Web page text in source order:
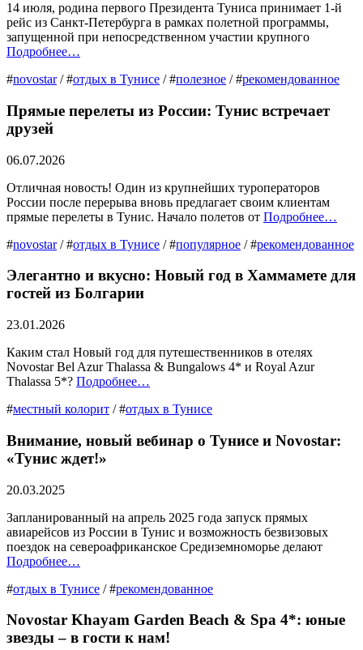
14 июля, родина первого Президента Туниса принимает 1-й
рейс из Санкт-Петербурга в рамках полетной программы,
запущенной при непосредственном участии крупного
Подробнее…
#novostar/ #отдых в Тунисе / #полезное / #рекомендованное
Прямые перелеты из России: Тунис встречает
друзей
06.07.2026
Отличная новость! Один из крупнейших туроператоров
России после перерыва вновь предлагает своим клиентам
прямые перелеты в Тунис. Начало полетов от Подробнее…
#novostar/ #отдых в Тунисе / #популярное / #рекомендованное
Элегантно и вкусно: Новый год в Хаммамете для
гостей из Болгарии
23.01.2026
Каким стал Новый год для путешественников в отелях
Novostar Bel Azur Thalassa & Bungalows 4* и Royal Azur
Thalassa 5*? Подробнее…
#местный колорит / #отдых в Тунисе
Внимание, новый вебинар о Тунисе и Novostar:
«Тунис ждет!»
20.03.2025
Запланированный на апрель 2025 года запуск прямых
авиарейсов из России в Тунис и возможность безвизовых
поездок на североафриканское Средиземноморье делают
Подробнее…
#отдых в Тунисе / #рекомендованное
Novostar Khayam Garden Beach & Spa 4*: юные
звезды – в гости к нам!